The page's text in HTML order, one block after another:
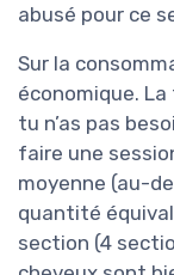
abusé pour ce
Sur la
économique.
tu n’as pas
faire une
moyenne (au-
quantité
section (4